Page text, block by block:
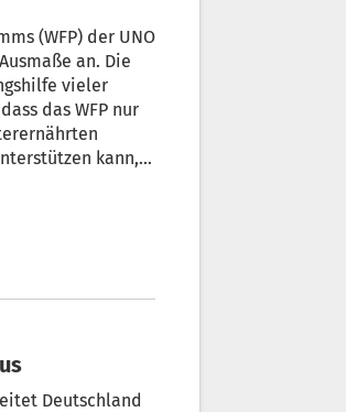
(WFP) der UNO
an. Die
vieler
das WFP nur
kann,
Deutschland